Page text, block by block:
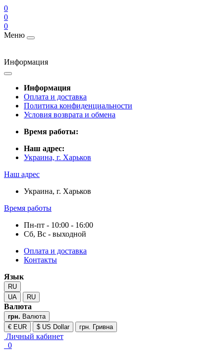
0
0
0
Меню
Информация
Информация
Оплата и доставка
Политика конфиденциальности
Условия возврата и обмена
Время работы:
Наш адрес:
Украина, г. Харьков
Наш адрес
Украина, г. Харьков
Время работы
Пн-пт - 10:00 - 16:00
Сб, Вс - выходной
Оплата и доставка
Контакты
Язык
RU
UA
RU
Валюта
грн. Валюта
€ EUR
$ US Dollar грн. Гривна
Личный кабинет
0